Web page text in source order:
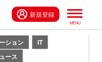
新規登録
ション
IT
ース